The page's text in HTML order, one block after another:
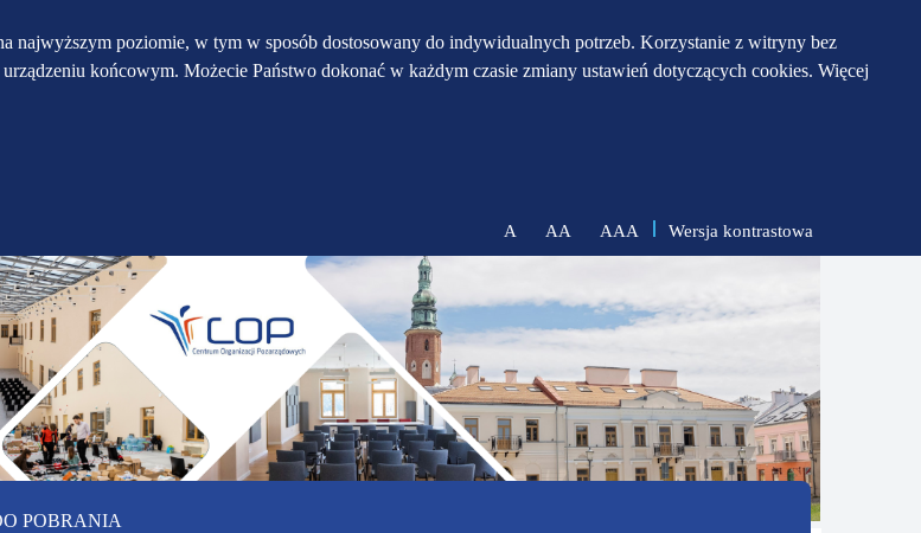
najwyższym poziomie, w tym w sposób dostosowany do indywidualnych potrzeb. Korzystanie z witryny bez
końcowym. Możecie Państwo dokonać w każdym czasie zmiany ustawień dotyczących cookies. Więcej
do głównego
menu
Przejdź do treści
Przejdź do mapy
serwisu
A
zmniejsz
AA
zresetuj
AAA
zwiększ
Wersja kontrastowa
POBRANIA